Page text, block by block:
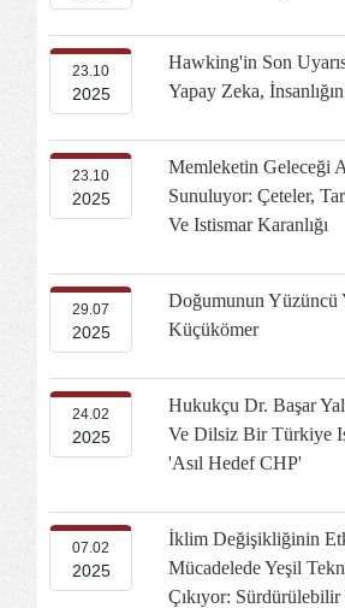
23.10
2025
Hawking'in Son
Yapay Zeka,
23.10
2025
Memleketin Geleceği
Sunuluyor: Çeteler,
Ve Istismar Karanlığı
29.07
2025
Doğumunun Yüzüncü
Küçükömer
24.02
2025
Hukukçu Dr. Başar
Ve Dilsiz Bir Türkiye
'Asıl Hedef CHP'
07.02
2025
İklim Değişikliğinin
Mücadelede Yeşil
Çıkıyor: